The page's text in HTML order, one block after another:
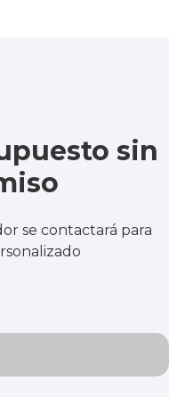
sin
se contactará para